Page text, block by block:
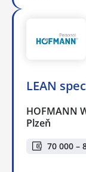
LEAN
HOFMANN
Plzeň
70 000 –